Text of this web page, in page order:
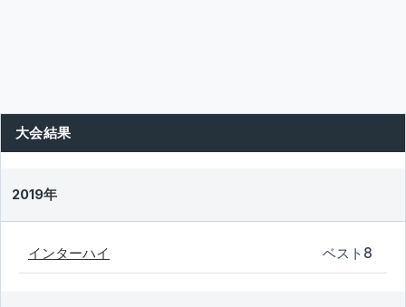
大会結果
2019年
インターハイ ベスト8